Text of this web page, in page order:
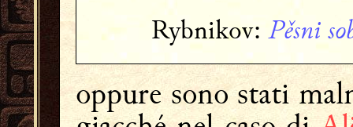
Rybnikov: Pěsni
oppure sono stati